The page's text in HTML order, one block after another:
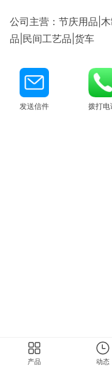
公司主营：节庆用品|
品|民间工艺品|货车
发送信件 拨打电
产品 动态